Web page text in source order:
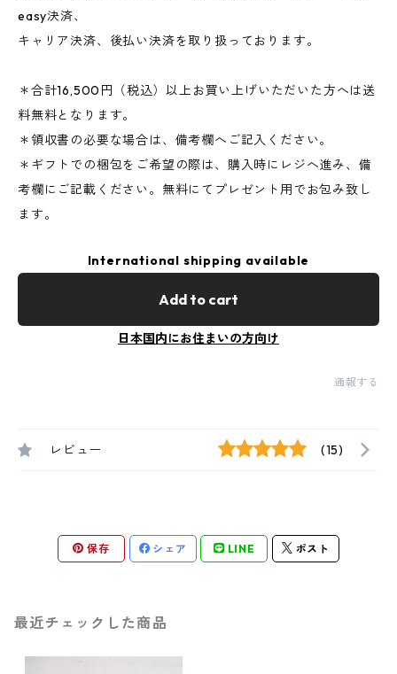
easy決済、
キャリア決済、後払い決済を取り扱っております。
＊合計16,500円（税込）以上お買い上げいただいた方へは送
料無料となります。
＊領収書の必要な場合は、備考欄へご記入ください。
＊ギフトでの梱包をご希望の際は、購入時にレジへ進み、備
考欄にご記載ください。無料にてプレゼント用でお包み致し
ます。
International shipping available
Add to cart
日本国内にお住まいの方向け
通報する
レビュー (15)
保存 シェア LINE ポスト
最近チェックした商品